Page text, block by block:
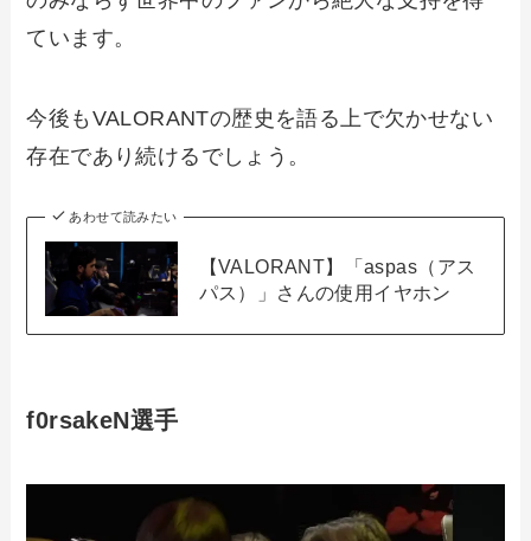
ています。
今後もVALORANTの歴史を語る上で欠かせない
存在であり続けるでしょう。
あわせて読みたい
【VALORANT】「aspas（アス
パス）」さんの使用イヤホン
f0rsakeN選手